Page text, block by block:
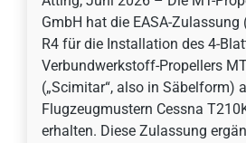
GmbH hat die EASA-Zulassung
R4 für die Installation des 4-
Verbundwerkstoff-Propellers
(„Scimitar“, also in Säbelform)
Flugzeugmustern Cessna
erhalten. Diese Zulassung